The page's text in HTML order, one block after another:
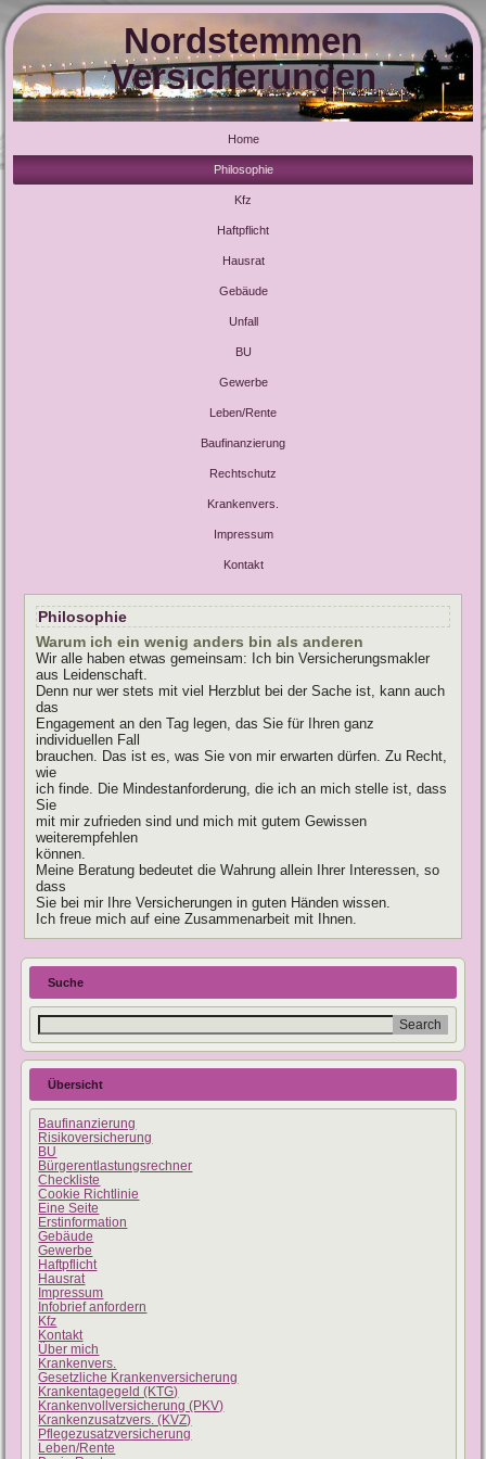
Nordstemmen
Versicherungen
Home
Philosophie
Kfz
Haftpflicht
Hausrat
Gebäude
Unfall
BU
Gewerbe
Leben/Rente
Baufinanzierung
Rechtschutz
Krankenvers.
Impressum
Kontakt
Philosophie
Warum ich ein wenig anders bin als anderen
Wir alle haben etwas gemeinsam: Ich bin Versicherungsmakler
aus Leidenschaft.
Denn nur wer stets mit viel Herzblut bei der Sache ist, kann auch
das
Engagement an den Tag legen, das Sie für Ihren ganz
individuellen Fall
brauchen. Das ist es, was Sie von mir erwarten dürfen. Zu Recht,
wie
ich finde. Die Mindestanforderung, die ich an mich stelle ist, dass
Sie
mit mir zufrieden sind und mich mit gutem Gewissen
weiterempfehlen
können.
Meine Beratung bedeutet die Wahrung allein Ihrer Interessen, so
dass
Sie bei mir Ihre Versicherungen in guten Händen wissen.
Ich freue mich auf eine Zusammenarbeit mit Ihnen.
Suche
Übersicht
Baufinanzierung
Risikoversicherung
BU
Bürgerentlastungsrechner
Checkliste
Cookie Richtlinie
Eine Seite
Erstinformation
Gebäude
Gewerbe
Haftpflicht
Hausrat
Impressum
Infobrief anfordern
Kfz
Kontakt
Über mich
Krankenvers.
Gesetzliche Krankenversicherung
Krankentagegeld (KTG)
Krankenvollversicherung (PKV)
Krankenzusatzvers. (KVZ)
Pflegezusatzversicherung
Leben/Rente